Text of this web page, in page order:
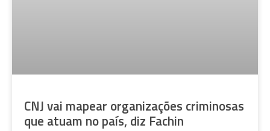
CNJ vai mapear organizações criminosas
que atuam no país, diz Fachin